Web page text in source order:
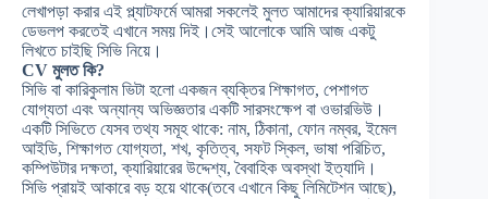
লেখাপড়া করার এই প্ল্যাটফর্মে আমরা সকলেই মুলত আমাদের ক্যারিয়ারকে
ডেভলপ করতেই এখানে সময় দিই।সেই আলোকে আমি আজ একটু
লিখতে চাইছি সিভি নিয়ে।
CV মুলত কি?
সিভি বা কারিকুলাম ভিটা হলো একজন ব্যক্তির শিক্ষাগত, পেশাগত
যোগ্যতা এবং অন্যান্য অভিজ্ঞতার একটি সারসংক্ষেপ বা ওভারভিউ।
একটি সিভিতে যেসব তথ্য সমূহ থাকে: নাম, ঠিকানা, ফোন নম্বর, ইমেল
আইডি, শিক্ষাগত যোগ্যতা, শখ, কৃতিত্ব, সফট স্কিল, ভাষা পরিচিত,
কম্পিউটার দক্ষতা, ক্যারিয়ারের উদ্দেশ্য, বৈবাহিক অবস্থা ইত্যাদি।
সিভি প্রায়ই আকারে বড় হয়ে থাকে(তবে এখানে কিছু লিমিটেশন আছে),